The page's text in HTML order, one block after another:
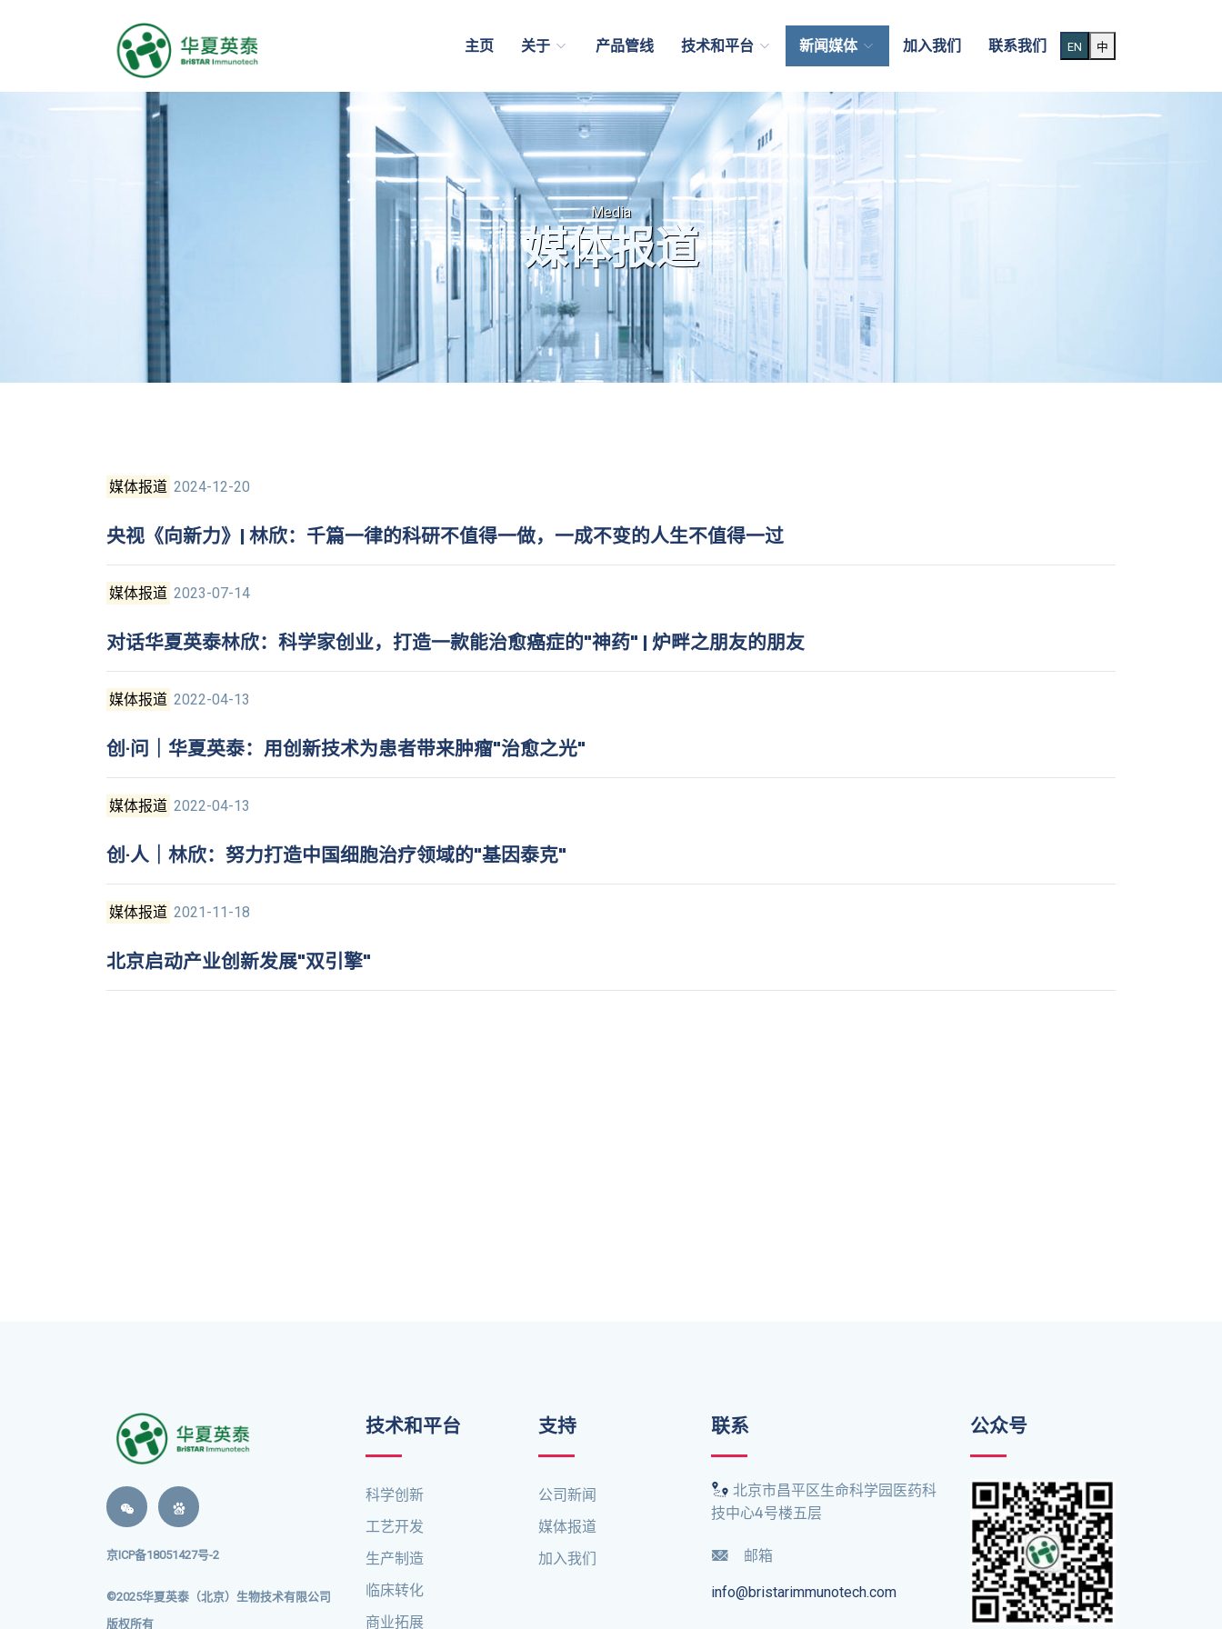
主页 关于 产品管线 技术和平台 新闻媒体 加入我们 联系我们 EN 中
Media
媒体报道
媒体报道 2024-12-20
央视《向新力》| 林欣：千篇一律的科研不值得一做，一成不变的人生不值得一过
媒体报道 2023-07-14
对话华夏英泰林欣：科学家创业，打造一款能治愈癌症的"神药" | 炉畔之朋友的朋友
媒体报道 2022-04-13
创·问｜华夏英泰：用创新技术为患者带来肿瘤"治愈之光"
媒体报道 2022-04-13
创·人｜林欣：努力打造中国细胞治疗领域的"基因泰克"
媒体报道 2021-11-18
北京启动产业创新发展"双引擎"
京ICP备18051427号-2
©2025华夏英泰（北京）生物技术有限公司
版权所有
技术和平台
科学创新
工艺开发
生产制造
临床转化
商业拓展
支持
公司新闻
媒体报道
加入我们
联系
北京市昌平区生命科学园医药科
技中心4号楼五层
邮箱
info@bristarimmunotech.com
公众号